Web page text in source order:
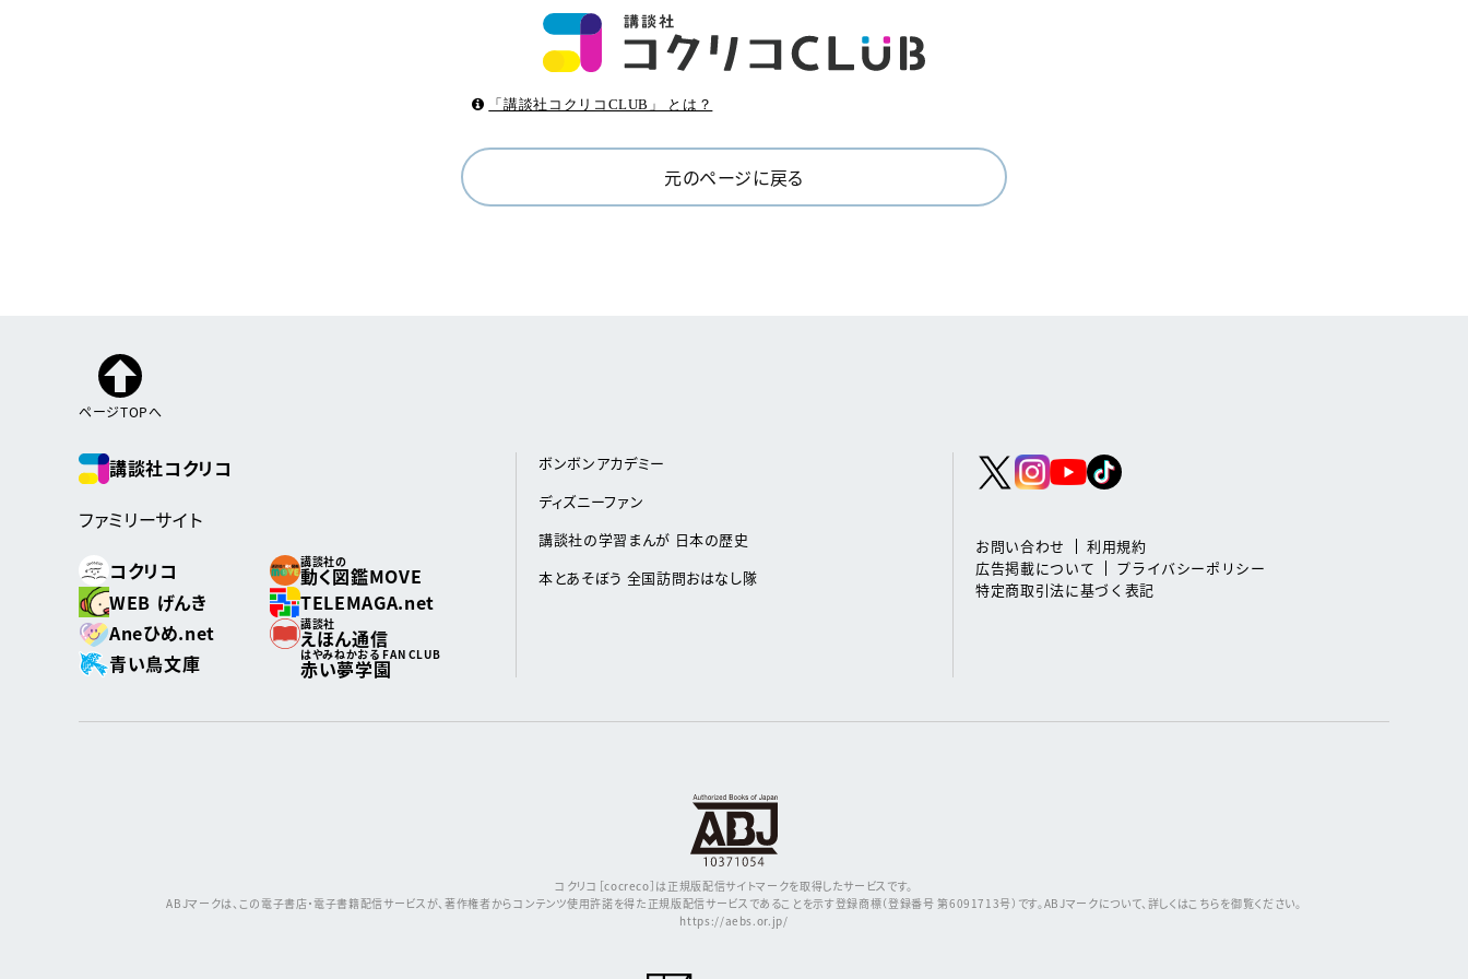
「講談社コクリコCLUB」 とは？
元のページに戻る
ページTOPへ
講談社コクリコ
ファミリーサイト
コクリコ
講談社の
動く図鑑MOVE
WEB げんき
TELEMAGA.net
Aneひめ.net
講談社
えほん通信
青い鳥文庫
はやみねかおる FAN CLUB
赤い夢学園
ボンボンアカデミー
ディズニーファン
講談社の学習まんが 日本の歴史
本とあそぼう 全国訪問おはなし隊
お問い合わせ
利用規約
広告掲載について
プライバシーポリシー
特定商取引法に基づく表記
コクリコ［cocreco］は正規版配信サイトマークを取得したサービスです。
ABJマークは、この電子書店・電子書籍配信サービスが、著作権者からコンテンツ使用許諾を得た正規版配信サービスであることを示す登録商標（登録番号 第6091713号）です。ABJマークについて、詳しくはこちらを御覧ください。
https://aebs.or.jp/